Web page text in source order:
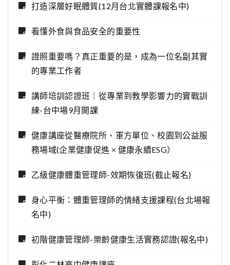
打造深層好眠體質(12月台北實體課報名中)
看懂外食與食品安全的重要性
證照重要嗎？真正重要的是，成為一位名副其實
的專業工作者
講師培訓認證班｜從專業到教學影響力的實戰訓
練-台中場9月開課
健康講座從醫療院所、軍方單位、校園到公益服
務場域(企業健康促進 × 健康永續ESG）
乙級健康體重管理師-效期恢復班(截止報名)
身心平衡：體重管理師的情緒支援課程(台北場報
名中)
初階健康管理師-樂齡健康生活實務認證(報名中)